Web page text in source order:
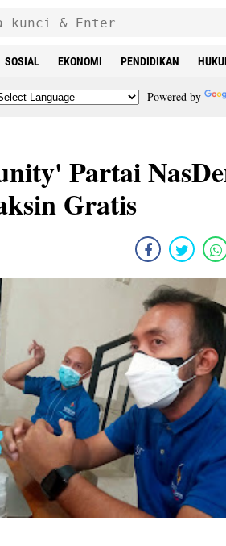
SOSIAL EKONOMI PENDIDIKAN
Powered by
Partai
Gratis